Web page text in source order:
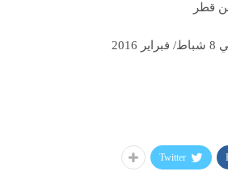
قطر
2016
Twitter